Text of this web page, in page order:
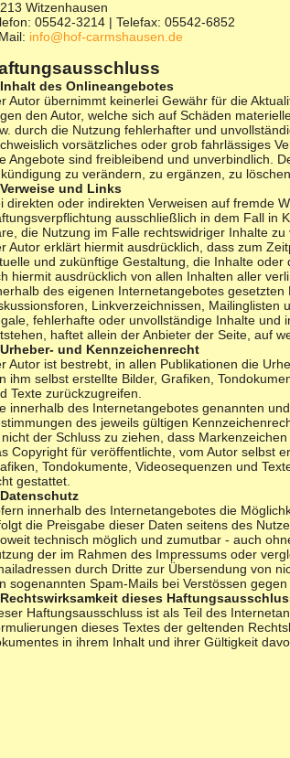
Witzenhausen
05542-3214 | Telefax: 05542-6852
info@hof-carmshausen.de
des Onlineangebotes
Autor übernimmt keinerlei Gewähr für die
den Autor, welche sich auf Schäden
durch die Nutzung fehlerhafter und
vorsätzliches oder grob fahrlässiges
Angebote sind freibleibend und unverbindlich.
zu verändern, zu ergänzen, zu
und Links
direkten oder indirekten Verweisen auf fremde
ausschließlich in dem Fall in
die Nutzung im Falle rechtswidriger Inhalte zu
Autor erklärt hiermit ausdrücklich, dass zum
und zukünftige Gestaltung, die Inhalte
hiermit ausdrücklich von allen Inhalten aller
des eigenen Internetangebotes
Linkverzeichnissen,
fehlerhafte oder unvollständige Inhalte
haftet allein der Anbieter der Seite, auf
und Kennzeichenrecht
Autor ist bestrebt, in allen Publikationen die
ihm selbst erstellte Bilder, Grafiken,
Texte zurückzugreifen.
innerhalb des Internetangebotes genannten
des jeweils gültigen
nicht der Schluss zu ziehen, dass
Copyright für veröffentlichte, vom Autor selbst
Tondokumente, Videosequenzen und
gestattet.
innerhalb des Internetangebotes die
die Preisgabe dieser Daten seitens des
technisch möglich und zumutbar - auch
der im Rahmen des Impressums oder
durch Dritte zur Übersendung von
sogenannten Spam-Mails bei Verstössen
dieses
Haftungsausschluss ist als Teil des
dieses Textes der geltenden
in ihrem Inhalt und ihrer Gültigkeit